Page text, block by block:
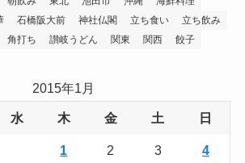
石橋阪大前 神社仏閣 立ち食い
立ち飲み
角打ち 讃岐うどん 関東 関西 餃子
2015年1月
水 木 金 土 日
1 2 3 4